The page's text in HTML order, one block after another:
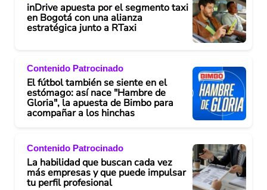
inDrive apuesta por el segmento taxi
en Bogotá con una alianza
estratégica junto a RTaxi
Contenido Patrocinado
El fútbol también se siente en el
estómago: así nace "Hambre de
Gloria", la apuesta de Bimbo para
acompañar a los hinchas
Contenido Patrocinado
La habilidad que buscan cada vez
más empresas y que puede impulsar
tu perfil profesional